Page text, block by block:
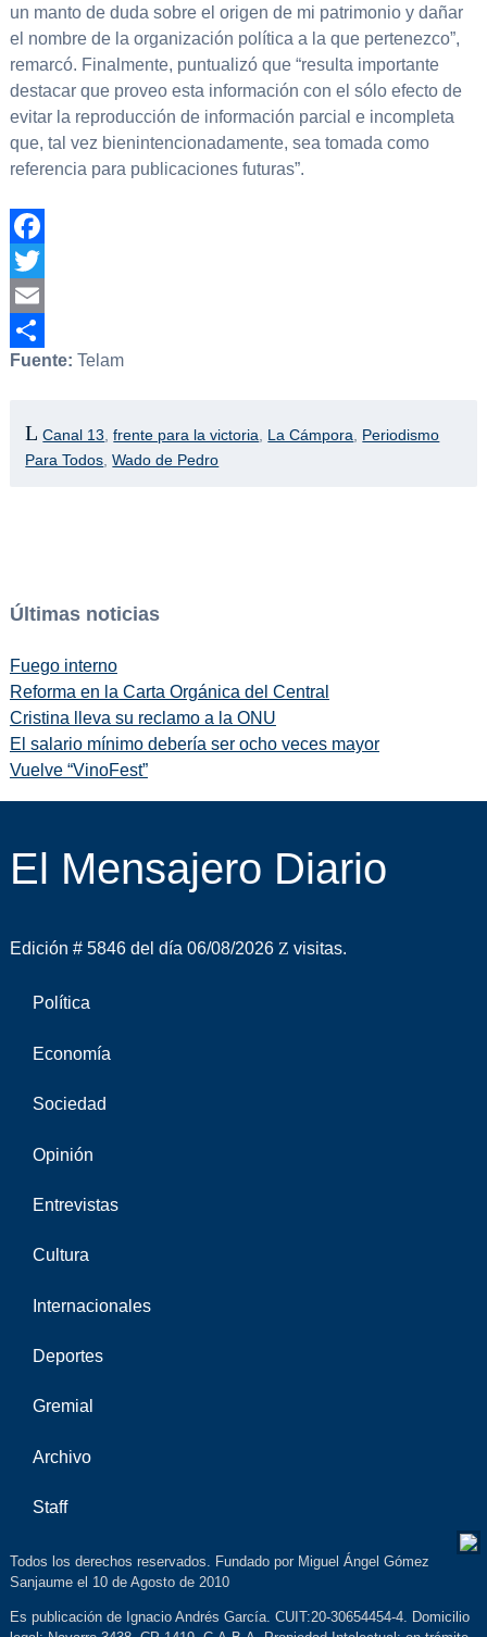
un manto de duda sobre el origen de mi patrimonio y dañar
el nombre de la organización política a la que pertenezco”,
remarcó. Finalmente, puntualizó que “resulta importante
destacar que proveo esta información con el sólo efecto de
evitar la reproducción de información parcial e incompleta
que, tal vez bienintencionadamente, sea tomada como
referencia para publicaciones futuras”.
Facebook
Twitter
Email
Compartir
Fuente: Telam
Canal 13 ,frente para la victoria La Cámpora
Periodismo
Para Todos ,Wado de Pedro
Últimas noticias
Fuego interno
Reforma en la Carta Orgánica del Central
Cristina lleva su reclamo a la ONU
El salario mínimo debería ser ocho veces mayor
Vuelve “VinoFest”
El Mensajero Diario
Edición # 5846 del día 06/08/2026 visitas.
Política
Economía
Sociedad
Opinión
Entrevistas
Cultura
Internacionales
Deportes
Gremial
Archivo
Staff
Todos los derechos reservados. Fundado por Miguel Ángel Gómez
Sanjaume el 10 de Agosto de 2010
Es publicación de Ignacio Andrés García. CUIT:20-30654454-4. Domicilio